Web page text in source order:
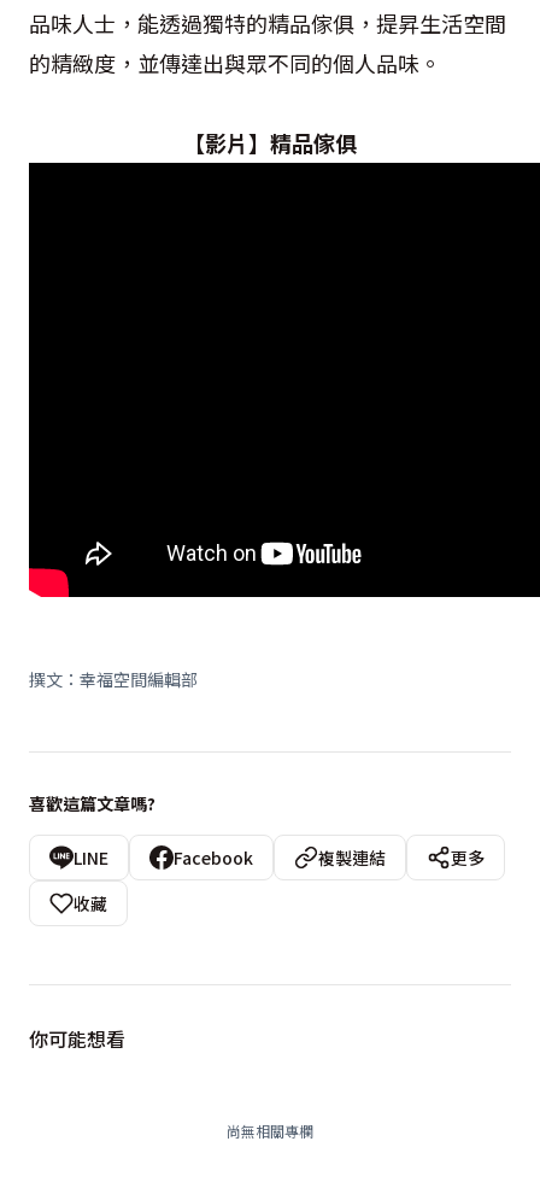
品味人士，能透過獨特的精品傢俱，提昇生活空間
的精緻度，並傳達出與眾不同的個人品味。
【影片】精品傢俱
撰文：幸福空間編輯部
喜歡這篇文章嗎?
LINE Facebook 複製連結
更多
收藏
你可能想看
尚無相關專欄